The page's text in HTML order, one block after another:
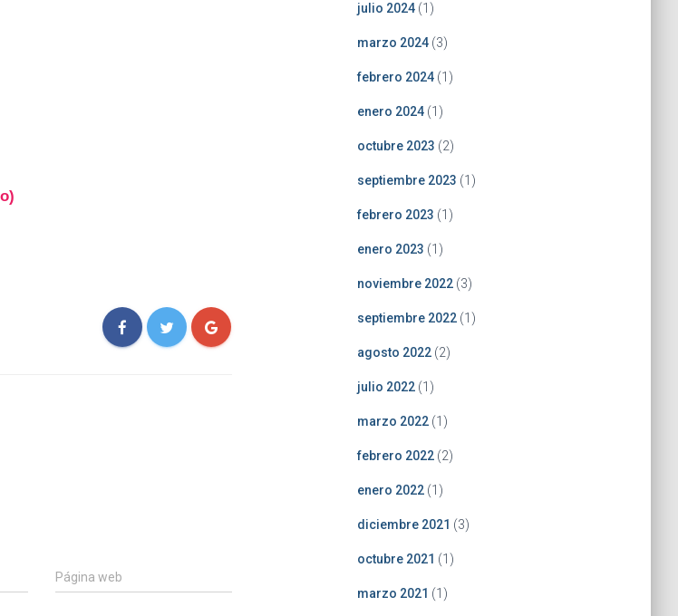
Página web
julio 2024(1)
marzo 2024(3)
febrero 2024(1)
enero 2024(1)
octubre 2023 (2)
septiembre 2023 (1)
febrero 2023 (1)
enero 2023 (1)
noviembre 2022(3)
septiembre 2022(1)
agosto 2022(2)
julio 2022(1)
marzo 2022(1)
febrero 2022(2)
enero 2022(1)
diciembre 2021 (3)
octubre 2021 (1)
marzo 2021 (1)